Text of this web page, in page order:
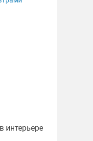
интерьере